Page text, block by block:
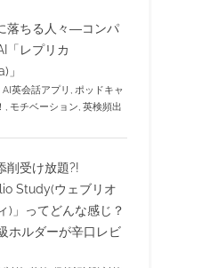
落ちる人々―コンパ
「レプリカ
」
AI英会話アプリ , ポッドキャ
, モチベーション, 英検頻出
削受け放題?!
Study(ウェブリオ
)」ってどんな感じ？
ホルダーが辛口レビ